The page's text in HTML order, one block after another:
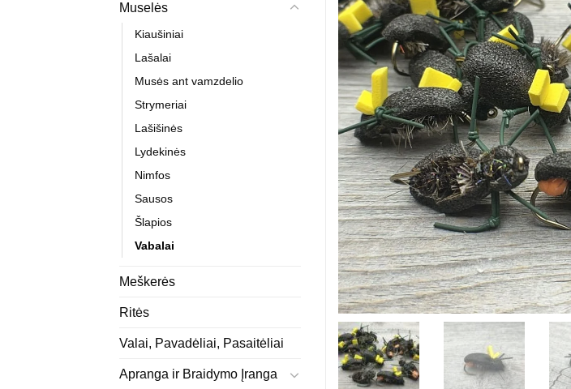
Muselės
Kiaušiniai
Lašalai
Musės ant vamzdelio
Strymeriai
Lašišinės
Lydekinės
Nimfos
Sausos
Šlapios
Vabalai
Meškerės
Ritės
Valai, Pavadėliai, Pasaitėliai
Apranga ir Braidymo Įranga